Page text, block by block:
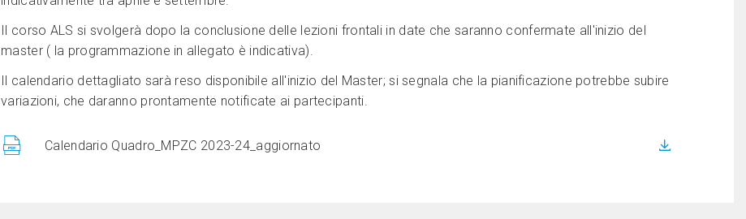
Il corso ALS si svolgerà dopo la conclusione delle lezioni frontali in date che saranno confermate all'inizio del
master ( la programmazione in allegato è indicativa).
Il calendario dettagliato sarà reso disponibile all'inizio del Master; si segnala che la pianificazione potrebbe subire
variazioni, che daranno prontamente notificate ai partecipanti.
Calendario Quadro_MPZC 2023-24_aggiornato